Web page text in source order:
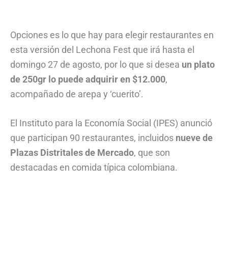
Opciones es lo que hay para elegir restaurantes en
esta versión del Lechona Fest que irá hasta el
domingo 27 de agosto, por lo que si desea un plato
de 250gr lo puede adquirir en $12.000,
acompañado de arepa y ‘cuerito’.
El Instituto para la Economía Social (IPES) anunció
que participan 90 restaurantes, incluidos nueve de
Plazas Distritales de Mercado, que son
destacadas en comida típica colombiana.